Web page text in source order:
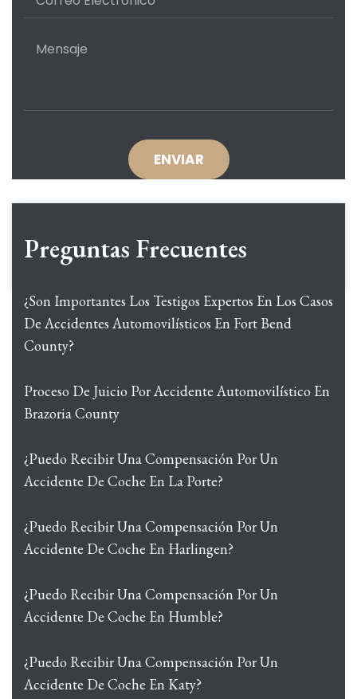
Preguntas Frecuentes
¿Son Importantes Los Testigos Expertos En Los Casos
De Accidentes Automovilísticos En Fort Bend
County?
Proceso De Juicio Por Accidente Automovilístico En
Brazoria County
¿Puedo Recibir Una Compensación Por Un
Accidente De Coche En La Porte?
¿Puedo Recibir Una Compensación Por Un
Accidente De Coche En Harlingen?
¿Puedo Recibir Una Compensación Por Un
Accidente De Coche En Humble?
¿Puedo Recibir Una Compensación Por Un
Accidente De Coche En Katy?